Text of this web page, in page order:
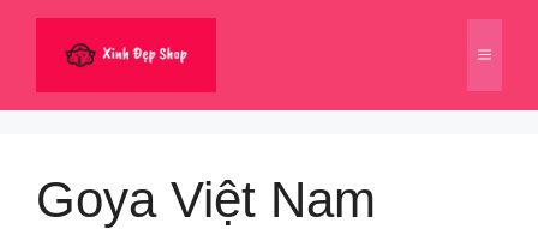
dung
Menu
Goya Việt Nam